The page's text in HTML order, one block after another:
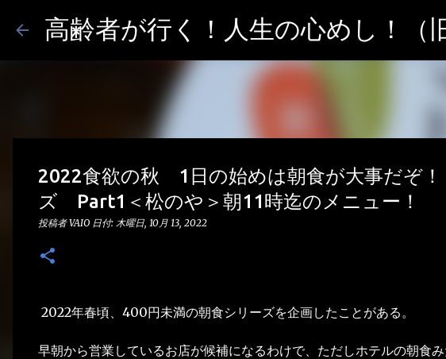
ス
高齢者が行く！人生の心めし！（
2022食欲の秋 1日の始めは朝食が大事だぞ
ズ Part1＜松のや＞朝11時迄のメニュー！
投稿者VAIO 日付: 木曜日, 10月 13, 2022
2022年春頃、400円未満の朝食シリーズを企画したことがある。
早朝から営業しているお店が候補になるわけで、ただしホテルの朝食